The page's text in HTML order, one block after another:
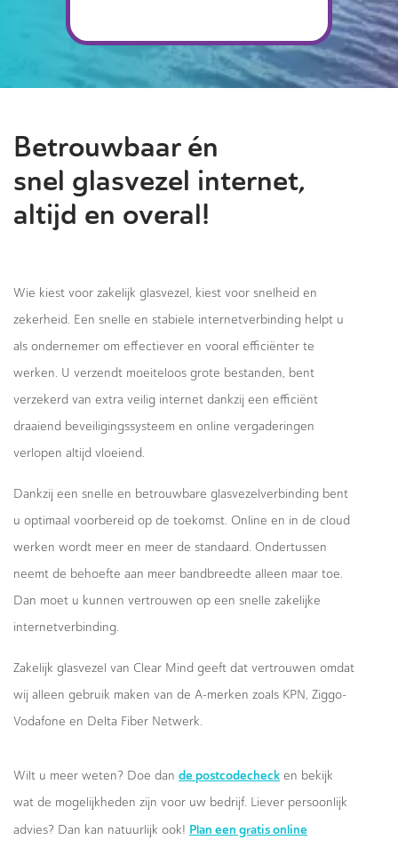
Betrouwbaar én
snel glasvezel internet,
altijd en overal!
Wie kiest voor zakelijk glasvezel, kiest voor snelheid en
zekerheid. Een snelle en stabiele internetverbinding helpt u
als ondernemer om effectiever en vooral efficiënter te
werken. U verzendt moeiteloos grote bestanden, bent
verzekerd van extra veilig internet dankzij een efficiënt
draaiend beveiligingssysteem en online vergaderingen
verlopen altijd vloeiend.
Dankzij een snelle en betrouwbare glasvezelverbinding bent
u optimaal voorbereid op de toekomst. Online en in de cloud
werken wordt meer en meer de standaard. Ondertussen
neemt de behoefte aan meer bandbreedte alleen maar toe.
Dan moet u kunnen vertrouwen op een snelle zakelijke
internetverbinding.
Zakelijk glasvezel van Clear Mind geeft dat vertrouwen omdat
wij alleen gebruik maken van de A-merken zoals KPN, Ziggo-
Vodafone en Delta Fiber Netwerk.
Wilt u meer weten? Doe dan de postcodecheck en bekijk
wat de mogelijkheden zijn voor uw bedrijf. Liever persoonlijk
advies? Dan kan natuurlijk ook! Plan een gratis online